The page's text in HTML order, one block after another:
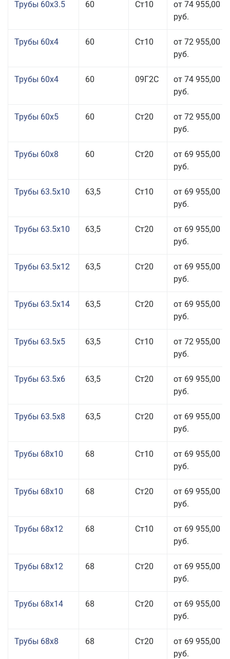
Трубы 60x3.5 60 Ст10
от 74 955,00
руб.
Трубы 60x4 60 Ст10
от 72 955,00
руб.
Трубы 60x4 60 09Г2С
от 74 955,00
руб.
Трубы 60x5 60 Ст20
от 72 955,00
руб.
Трубы 60x8 60 Ст20
от 69 955,00
руб.
Трубы 63.5x10 63,5 Ст10
от 69 955,00
руб.
Трубы 63.5x10 63,5 Ст20
от 69 955,00
руб.
Трубы 63.5x12 63,5 Ст20
от 69 955,00
руб.
Трубы 63.5x14 63,5 Ст20
от 69 955,00
руб.
Трубы 63.5x5 63,5 Ст10
от 72 955,00
руб.
Трубы 63.5x6 63,5 Ст20
от 69 955,00
руб.
Трубы 63.5x8 63,5 Ст20
от 69 955,00
руб.
Трубы 68x10 68 Ст10
от 69 955,00
руб.
Трубы 68x10 68 Ст20
от 69 955,00
руб.
Трубы 68x12 68 Ст10
от 69 955,00
руб.
Трубы 68x12 68 Ст20
от 69 955,00
руб.
Трубы 68x14 68 Ст20
от 69 955,00
руб.
Трубы 68x8 68 Ст20
от 69 955,00
руб.